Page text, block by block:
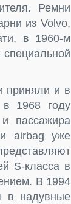
Ремни
из Volvo,
в 1960-м
приняли и в
1968 году
пассажира
airbag уже
S-класса в
В 1994
в надувные